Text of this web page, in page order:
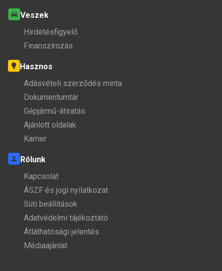
Veszek
Hirdetésfigyelő
Finanszírozás
Hasznos
Adásvételi szerződés minta
Dokumentumtár
Gépjármű-átiratás
Ajánlott oldalak
Karrier
Rólunk
Kapcsolat
ÁSZF és jogi nyilatkozat
Süti beállítások
Adatvédelmi tájékoztató
Átláthatósági jelentés
Médiaajánlat